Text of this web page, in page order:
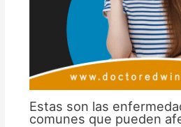
Estas son las
comunes que pueden